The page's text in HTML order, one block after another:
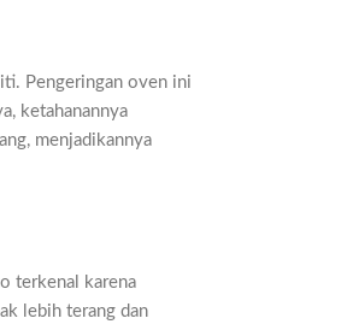
Pengeringan oven ini
ketahanannya
menjadikannya
terkenal karena
lebih terang dan